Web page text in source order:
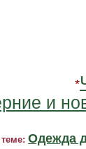
*
и
Одежда